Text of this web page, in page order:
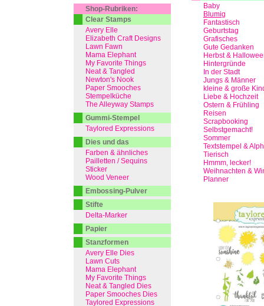
Baby
Blumig
Fantastisch
Geburtstag
Grafisches
Gute Gedanken
Herbst &
Hintergründe
In der Stadt
Jungs & Männer
kleine & große
Liebe & Hochzeit
Ostern & Frühling
Reisen
Scrapbooking
Selbstgemacht!
Sommer
Textstempel &
Tierisch
Hmmm, lecker!
Weihnachten &
Planner
Shop-Rubriken:
Clear Stamps
Avery Elle
Elizabeth Craft Designs
Lawn Fawn
Mama Elephant
My Favorite Things
Neat & Tangled
Newton's Nook
Paper Smooches
Stempelküche
The Alleyway Stamps
Gummi-Stempel
Taylored Expressions
Dies und das
Farben & ähnliches
Pailletten / Sequins
Sticker
Wood Veneer
Embossing-Pulver
Stifte
Delta-Marker
Papier
Stanzformen
Avery Elle Dies
Lawn Cuts
Mama Elephant
My Favorite Things
Neat & Tangled Dies
Paper Smooches Dies
Taylored Expressions